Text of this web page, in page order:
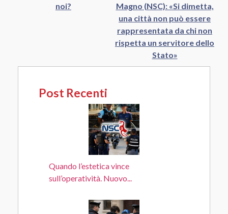
noi?
Magno (NSC): «Si dimetta,
una città non può essere
rappresentata da chi non
rispetta un servitore dello
Stato»
Post Recenti
Quando l’estetica vince
sull’operatività. Nuovo...